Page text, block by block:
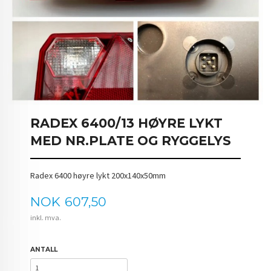
RADEX 6400/13 HØYRE LYKT
MED NR.PLATE OG RYGGELYS
Radex 6400 høyre lykt 200x140x50mm
Pris
NOK 607,50
inkl. mva.
ANTALL